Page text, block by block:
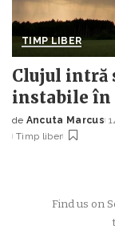
TIMP LIBER
Clujul intră
instabile în
Posted
by
de Ancuta Marcus
Timp liber
Find us on